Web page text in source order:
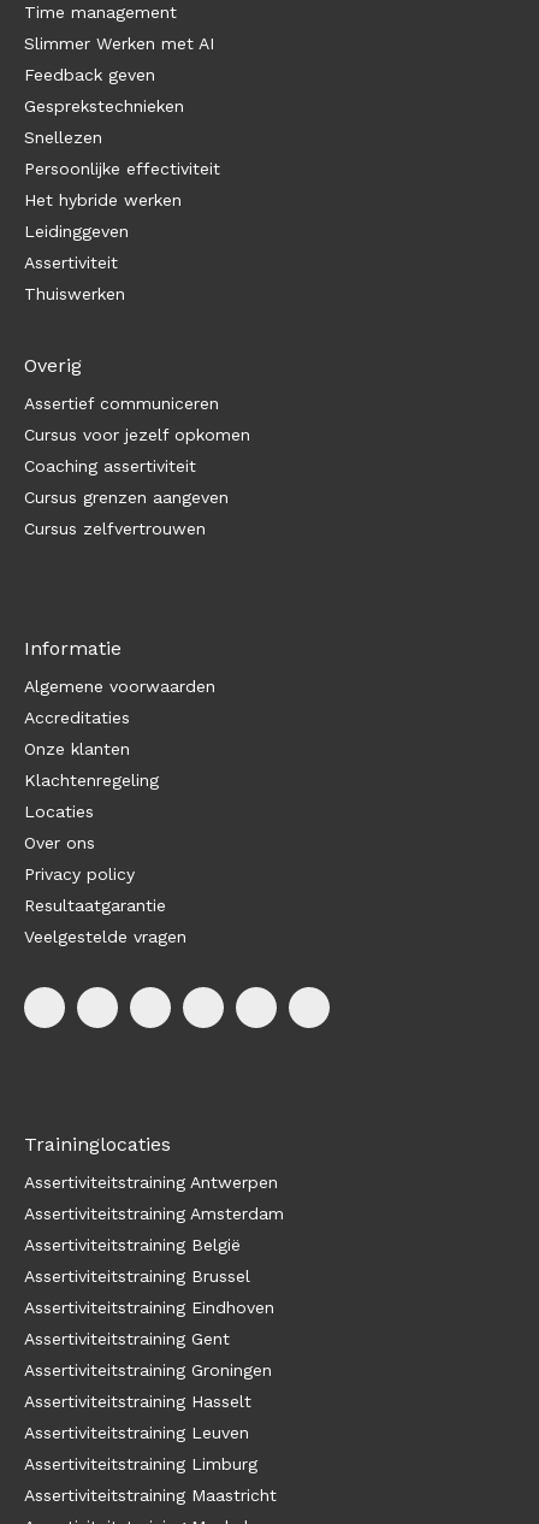
Time management
Slimmer Werken met AI
Feedback geven
Gesprekstechnieken
Snellezen
Persoonlijke effectiviteit
Het hybride werken
Leidinggeven
Assertiviteit
Thuiswerken
Overig
Assertief communiceren
Cursus voor jezelf opkomen
Coaching assertiviteit
Cursus grenzen aangeven
Cursus zelfvertrouwen
Informatie
Algemene voorwaarden
Accreditaties
Onze klanten
Klachtenregeling
Locaties
Over ons
Privacy policy
Resultaatgarantie
Veelgestelde vragen
Traininglocaties
Assertiviteitstraining Antwerpen
Assertiviteitstraining Amsterdam
Assertiviteitstraining België
Assertiviteitstraining Brussel
Assertiviteitstraining Eindhoven
Assertiviteitstraining Gent
Assertiviteitstraining Groningen
Assertiviteitstraining Hasselt
Assertiviteitstraining Leuven
Assertiviteitstraining Limburg
Assertiviteitstraining Maastricht